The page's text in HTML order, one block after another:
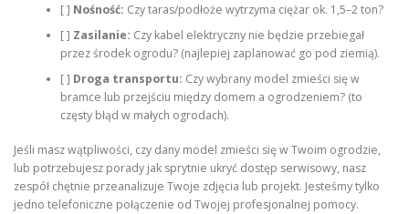
[ ] Nośność: Czy taras/podłoże wytrzyma ciężar ok. 1,5–2 ton?
[ ] Zasilanie: Czy kabel elektryczny nie będzie przebiegał
przez środek ogrodu? (najlepiej zaplanować go pod ziemią).
[ ] Droga transportu: Czy wybrany model zmieści się w
bramce lub przejściu między domem a ogrodzeniem? (to
częsty błąd w małych ogrodach).
Jeśli masz wątpliwości, czy dany model zmieści się w Twoim ogrodzie,
lub potrzebujesz porady jak sprytnie ukryć dostęp serwisowy, nasz
zespół chętnie przeanalizuje Twoje zdjęcia lub projekt. Jesteśmy tylko
jedno telefoniczne połączenie od Twojej profesjonalnej pomocy.